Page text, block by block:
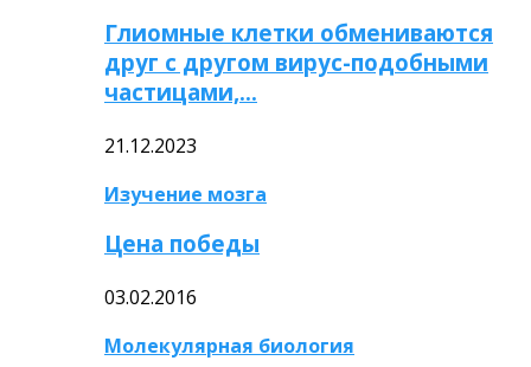
Глиомные клетки обмениваются
друг с другом вирус-подобными
частицами,…
21.12.2023
Изучение мозга
Цена победы
03.02.2016
Молекулярная биология